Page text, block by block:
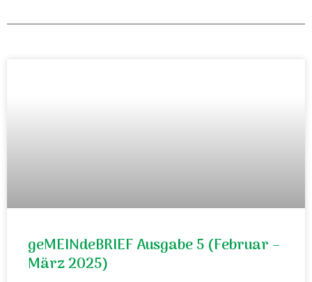
geMEINdeBRIEF Ausgabe 5 (Februar –
März 2025)